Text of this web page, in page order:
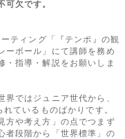
可欠です。
ティング「『テンポ』の観
ーボール」にて講師を務め
・指導・解説をお願いしま
ではジュニア世代から、
ているものばかりです。
方や考え方」の点でつまず
者段階から「世界標準」の